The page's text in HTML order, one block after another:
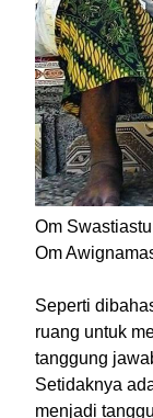
Om Swastiastu
Om
Seperti
ruang untuk
tanggung
Setidaknya
menjadi